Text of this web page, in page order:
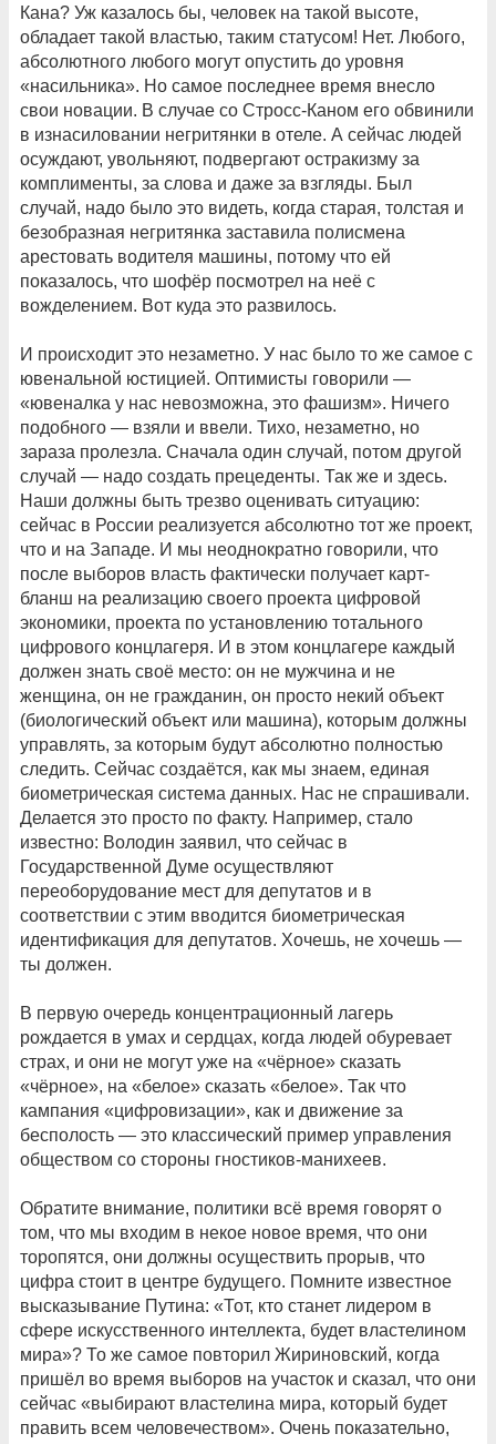
Кана? Уж казалось бы, человек на такой высоте,
обладает такой властью, таким статусом! Нет. Любого,
абсолютного любого могут опустить до уровня
«насильника». Но самое последнее время внесло
свои новации. В случае со Стросс-Каном его обвинили
в изнасиловании негритянки в отеле. А сейчас людей
осуждают, увольняют, подвергают остракизму за
комплименты, за слова и даже за взгляды. Был
случай, надо было это видеть, когда старая, толстая и
безобразная негритянка заставила полисмена
арестовать водителя машины, потому что ей
показалось, что шофёр посмотрел на неё с
вожделением. Вот куда это развилось.
И происходит это незаметно. У нас было то же самое с
ювенальной юстицией. Оптимисты говорили —
«ювеналка у нас невозможна, это фашизм». Ничего
подобного — взяли и ввели. Тихо, незаметно, но
зараза пролезла. Сначала один случай, потом другой
случай — надо создать прецеденты. Так же и здесь.
Наши должны быть трезво оценивать ситуацию:
сейчас в России реализуется абсолютно тот же проект,
что и на Западе. И мы неоднократно говорили, что
после выборов власть фактически получает карт-
бланш на реализацию своего проекта цифровой
экономики, проекта по установлению тотального
цифрового концлагеря. И в этом концлагере каждый
должен знать своё место: он не мужчина и не
женщина, он не гражданин, он просто некий объект
(биологический объект или машина), которым должны
управлять, за которым будут абсолютно полностью
следить. Сейчас создаётся, как мы знаем, единая
биометрическая система данных. Нас не спрашивали.
Делается это просто по факту. Например, стало
известно: Володин заявил, что сейчас в
Государственной Думе осуществляют
переоборудование мест для депутатов и в
соответствии с этим вводится биометрическая
идентификация для депутатов. Хочешь, не хочешь —
ты должен.
В первую очередь концентрационный лагерь
рождается в умах и сердцах, когда людей обуревает
страх, и они не могут уже на «чёрное» сказать
«чёрное», на «белое» сказать «белое». Так что
кампания «цифровизации», как и движение за
бесполость — это классический пример управления
обществом со стороны гностиков-манихеев.
Обратите внимание, политики всё время говорят о
том, что мы входим в некое новое время, что они
торопятся, они должны осуществить прорыв, что
цифра стоит в центре будущего. Помните известное
высказывание Путина: «Тот, кто станет лидером в
сфере искусственного интеллекта, будет властелином
мира»? То же самое повторил Жириновский, когда
пришёл во время выборов на участок и сказал, что они
сейчас «выбирают властелина мира, который будет
править всем человечеством». Очень показательно,